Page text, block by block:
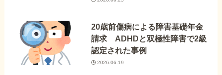
20歳前傷病による障害基礎年金
請求 ADHDと双極性障害で2級
認定された事例
2026.06.19